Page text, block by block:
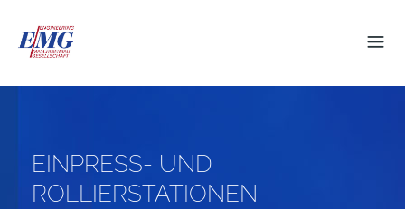
EINPRESS- UND
ROLLIERSTATIONEN